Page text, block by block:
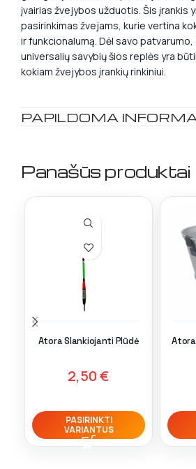
įvairias žvejybos užduotis. Šis įrankis
pasirinkimas žvejams, kurie vertina
ir funkcionalumą. Dėl savo
universalių savybių šios replės yra
kokiam žvejybos įrankių rinkiniui.
PAPILDOMA
Panašūs produktai
Atora Slankiojanti Plūdė
2,50€
PASIRINKTI
VARIANTUS
Atora